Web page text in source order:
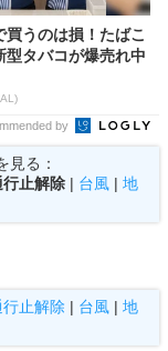
買うのは損！たばこ
型タバコが爆売れ中
by
見る：
行止解除 | 台風 | 地
行止解除 | 台風 | 地